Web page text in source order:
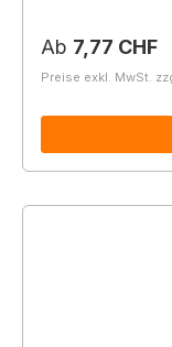
Regulärer Preis:
Ab 7,77 CHF
Preise exkl. MwSt.